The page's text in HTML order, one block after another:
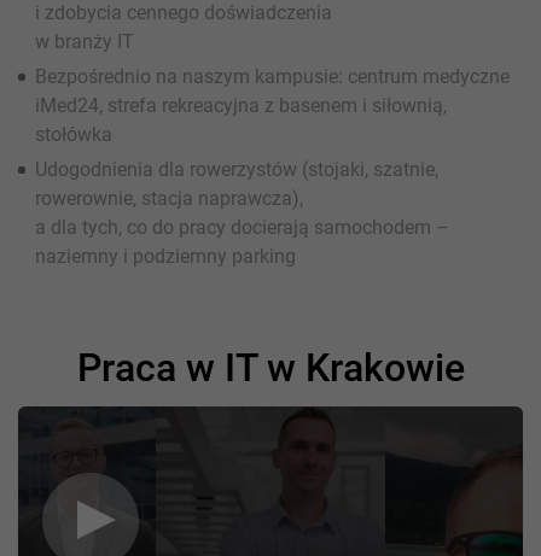
i zdobycia cennego doświadczenia
w branży IT
Bezpośrednio na naszym kampusie: centrum medyczne
iMed24, strefa rekreacyjna z basenem i siłownią,
stołówka
Udogodnienia dla rowerzystów (stojaki, szatnie,
rowerownie, stacja naprawcza),
a dla tych, co do pracy docierają samochodem –
naziemny i podziemny parking
Praca w IT w Krakowie